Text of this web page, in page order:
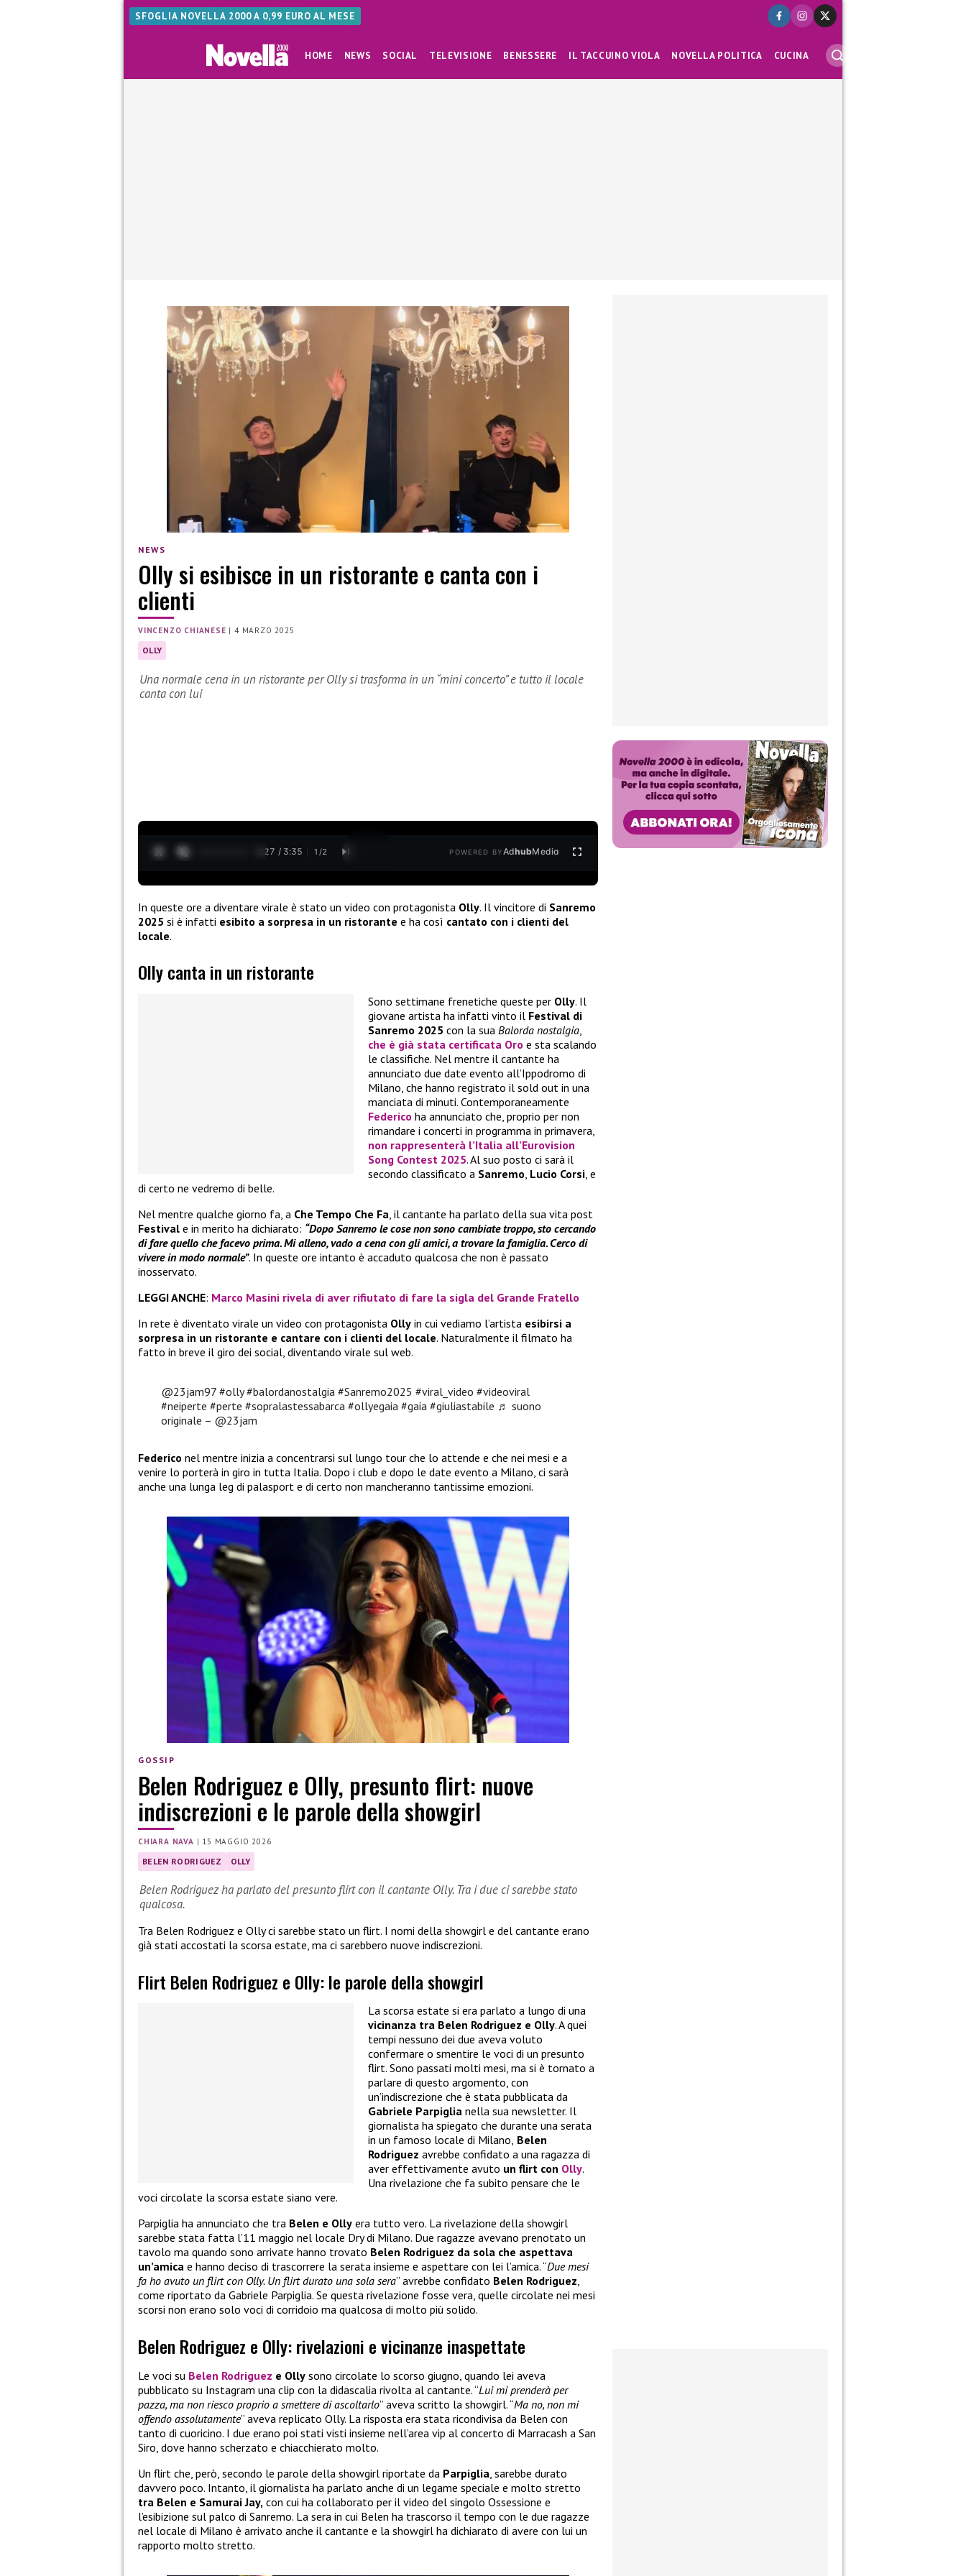
SFOGLIA NOVELLA 2000 A 0,99 EURO AL MESE
HOME NEWS SOCIAL TELEVISIONE BENESSERE IL TACCUINO VIOLA NOVELLA POLITICA CUCINA
NEWS
Olly si esibisce in un ristorante e canta con i
clienti
VINCENZO CHIANESE |4 MARZO 2025
OLLY
Una normale cena in un ristorante per Olly si trasforma in un “mini concerto” e tutto il locale
canta con lui
0:28 / 3:35 1 /2 POWERED BYAdhubMedia
In queste ore a diventare virale è stato un video con protagonista Olly. Il vincitore di Sanremo
2025 si è infatti esibito a sorpresa in un ristorante e ha così cantato con i clienti del
locale.
Olly canta in un ristorante
Sono settimane frenetiche queste per Olly. Il
giovane artista ha infatti vinto il Festival di
Sanremo 2025 con la sua Balorda nostalgia,
che è già stata certificata Oro e sta scalando
le classifiche. Nel mentre il cantante ha
annunciato due date evento all’Ippodromo di
Milano, che hanno registrato il sold out in una
manciata di minuti. Contemporaneamente
Federico ha annunciato che, proprio per non
rimandare i concerti in programma in primavera,
non rappresenterà l’Italia all’Eurovision
Song Contest 2025. Al suo posto ci sarà il
secondo classificato a Sanremo, Lucio Corsi, e
di certo ne vedremo di belle.
Nel mentre qualche giorno fa, a Che Tempo Che Fa, il cantante ha parlato della sua vita post
Festival e in merito ha dichiarato: “Dopo Sanremo le cose non sono cambiate troppo, sto cercando
di fare quello che facevo prima. Mi alleno, vado a cena con gli amici, a trovare la famiglia. Cerco di
vivere in modo normale”. In queste ore intanto è accaduto qualcosa che non è passato
inosservato.
LEGGI ANCHE: Marco Masini rivela di aver rifiutato di fare la sigla del Grande Fratello
In rete è diventato virale un video con protagonista Olly in cui vediamo l’artista esibirsi a
sorpresa in un ristorante e cantare con i clienti del locale. Naturalmente il filmato ha
fatto in breve il giro dei social, diventando virale sul web.
@23jam97 #olly #balordanostalgia #Sanremo2025 #viral_video #videoviral
#neiperte #perte #sopralastessabarca #ollyegaia #gaia #giuliastabile ♬ suono
originale – @23jam
Federico nel mentre inizia a concentrarsi sul lungo tour che lo attende e che nei mesi e a
venire lo porterà in giro in tutta Italia. Dopo i club e dopo le date evento a Milano, ci sarà
anche una lunga leg di palasport e di certo non mancheranno tantissime emozioni.
GOSSIP
Belen Rodriguez e Olly, presunto flirt: nuove
indiscrezioni e le parole della showgirl
CHIARA NAVA | 15 MAGGIO 2026
BELEN RODRIGUEZ OLLY
Belen Rodriguez ha parlato del presunto flirt con il cantante Olly. Tra i due ci sarebbe stato
qualcosa.
Tra Belen Rodriguez e Olly ci sarebbe stato un flirt. I nomi della showgirl e del cantante erano
già stati accostati la scorsa estate, ma ci sarebbero nuove indiscrezioni.
Flirt Belen Rodriguez e Olly: le parole della showgirl
La scorsa estate si era parlato a lungo di una
vicinanza tra Belen Rodriguez e Olly. A quei
tempi nessuno dei due aveva voluto
confermare o smentire le voci di un presunto
flirt. Sono passati molti mesi, ma si è tornato a
parlare di questo argomento, con
un’indiscrezione che è stata pubblicata da
Gabriele Parpiglia nella sua newsletter. Il
giornalista ha spiegato che durante una serata
in un famoso locale di Milano, Belen
Rodriguez avrebbe confidato a una ragazza di
aver effettivamente avuto un flirt con Olly.
Una rivelazione che fa subito pensare che le
voci circolate la scorsa estate siano vere.
Parpiglia ha annunciato che tra Belen e Olly era tutto vero. La rivelazione della showgirl
sarebbe stata fatta l’11 maggio nel locale Dry di Milano. Due ragazze avevano prenotato un
tavolo ma quando sono arrivate hanno trovato Belen Rodriguez da sola che aspettava
un’amica e hanno deciso di trascorrere la serata insieme e aspettare con lei l’amica. “Due mesi
fa ho avuto un flirt con Olly. Un flirt durato una sola sera” avrebbe confidato Belen Rodriguez,
come riportato da Gabriele Parpiglia. Se questa rivelazione fosse vera, quelle circolate nei mesi
scorsi non erano solo voci di corridoio ma qualcosa di molto più solido.
Belen Rodriguez e Olly: rivelazioni e vicinanze inaspettate
Le voci su Belen Rodriguez e Olly sono circolate lo scorso giugno, quando lei aveva
pubblicato su Instagram una clip con la didascalia rivolta al cantante. “Lui mi prenderà per
pazza, ma non riesco proprio a smettere di ascoltarlo” aveva scritto la showgirl. “Ma no, non mi
offendo assolutamente” aveva replicato Olly. La risposta era stata ricondivisa da Belen con
tanto di cuoricino. I due erano poi stati visti insieme nell’area vip al concerto di Marracash a San
Siro, dove hanno scherzato e chiacchierato molto.
Un flirt che, però, secondo le parole della showgirl riportate da Parpiglia , sarebbe durato
davvero poco. Intanto, il giornalista ha parlato anche di un legame speciale e molto stretto
tra Belen e Samurai Jay, con cui ha collaborato per il video del singolo Ossessione e
l’esibizione sul palco di Sanremo. La sera in cui Belen ha trascorso il tempo con le due ragazze
nel locale di Milano è arrivato anche il cantante e la showgirl ha dichiarato di avere con lui un
rapporto molto stretto.